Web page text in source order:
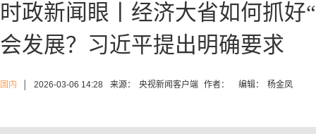
时政新闻眼丨经济大省如何抓好
会发展？习近平提出明确要求
国内 2026-03-06 14:28 来源： 央视新闻客户端 作者： 编辑： 杨金凤